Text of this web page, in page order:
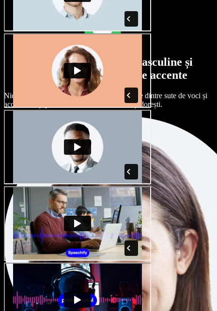
Selecție largă de voci masculine și
feminine, cu tot felul de accente
Niciun proiect nu trebuie să sune la fel. Alege dintre sute de voci și
accente AI și personalizează-le exact cum îți dorești.